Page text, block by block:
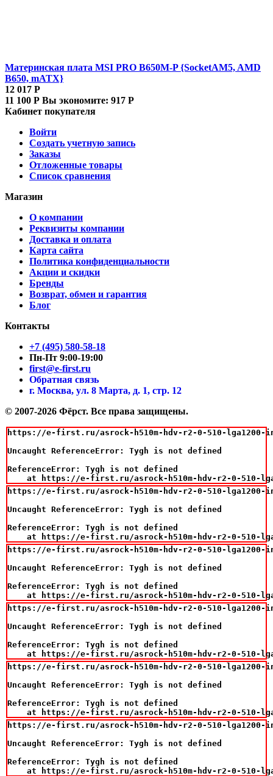
Материнская плата MSI PRO B650M-P {SocketAM5, AMD
B650, mATX}
12 017 Р
11 100 Р Вы экономите: 917 Р
Кабинет покупателя
Войти
Создать учетную запись
Заказы
Отложенные товары
Список сравнения
Магазин
О компании
Реквизиты компании
Доставка и оплата
Карта сайта
Политика конфиденциальности
Акции и скидки
Бренды
Возврат, обмен и гарантия
Блог
Контакты
+7 (495) 580-58-18
Пн-Пт 9:00-19:00
first@e-first.ru
Обратная связь
г. Москва, ул. 8 Марта, д. 1, стр. 12
© 2007-2026 Фёрст. Все права защищены.
https://e-first.ru/asrock-h510m-hdv-r2-0-510-lga1200-
Uncaught ReferenceError: Tygh is not defined
ReferenceError: Tygh is not defined
at https://e-first.ru/asrock-h510m-hdv-r2-0-510-
https://e-first.ru/asrock-h510m-hdv-r2-0-510-lga1200-
Uncaught ReferenceError: Tygh is not defined
ReferenceError: Tygh is not defined
at https://e-first.ru/asrock-h510m-hdv-r2-0-510-
https://e-first.ru/asrock-h510m-hdv-r2-0-510-lga1200-
Uncaught ReferenceError: Tygh is not defined
ReferenceError: Tygh is not defined
at https://e-first.ru/asrock-h510m-hdv-r2-0-510-
https://e-first.ru/asrock-h510m-hdv-r2-0-510-lga1200-
Uncaught ReferenceError: Tygh is not defined
ReferenceError: Tygh is not defined
at https://e-first.ru/asrock-h510m-hdv-r2-0-510-
https://e-first.ru/asrock-h510m-hdv-r2-0-510-lga1200-
Uncaught ReferenceError: Tygh is not defined
ReferenceError: Tygh is not defined
at https://e-first.ru/asrock-h510m-hdv-r2-0-510-
https://e-first.ru/asrock-h510m-hdv-r2-0-510-lga1200-
Uncaught ReferenceError: Tygh is not defined
ReferenceError: Tygh is not defined
at https://e-first.ru/asrock-h510m-hdv-r2-0-510-